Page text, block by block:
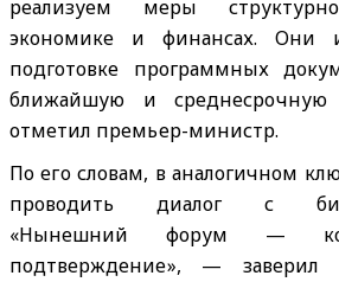
реализуем меры
экономике и финансах. Они
подготовке программных
ближайшую и
отметил премьер-министр.
По его словам, в аналогичном
проводить диалог с
«Нынешний форум —
подтверждение», — заверил